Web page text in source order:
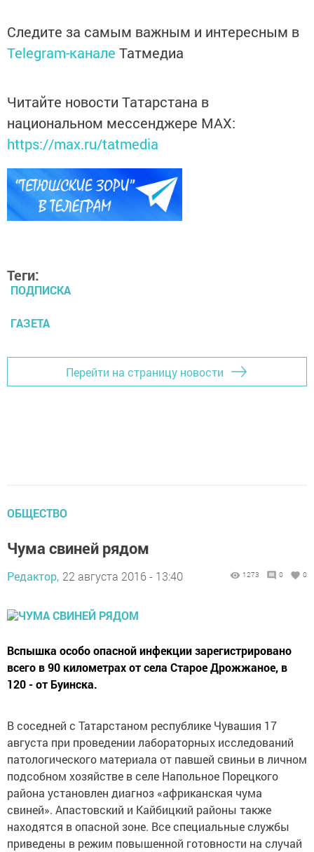
Следите за самым важным и интересным в
Telegram-канале Татмедиа
Читайте новости Татарстана в
национальном мессенджере MАХ:
https://max.ru/tatmedia
Теги:
ПОДПИСКА
ГАЗЕТА
Перейти на страницу новости
ОБЩЕСТВО
Чума свиней рядом
Редактор, 22 августа 2016 - 13:40 1273 0 0
Вспышка особо опасной инфекции зарегистрировано
всего в 90 километрах от села Старое Дрожжаное, в
120 - от Буинска.
В соседней с Татарстаном республике Чувашия 17
августа при проведении лабораторных исследований
патологического материала от павшей свиньи в личном
подсобном хозяйстве в селе Напольное Порецкого
района установлен диагноз «африканская чума
свиней». Апастовский и Кайбицкий районы также
находятся в опасной зоне. Все специальные службы
приведены в режим повышенной готовности на случай